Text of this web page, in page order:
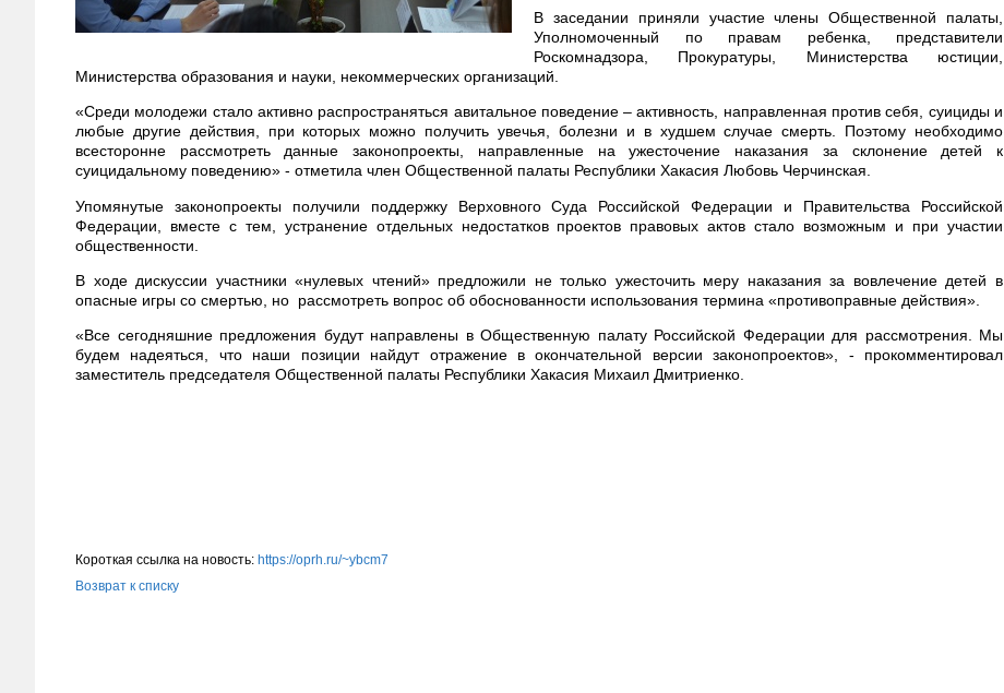
В заседании приняли участие члены Общественной палаты,
Уполномоченный по правам ребенка, представители
Роскомнадзора, Прокуратуры, Министерства юстиции,
Министерства образования и науки, некоммерческих организаций.
«Среди молодежи стало активно распространяться авитальное поведение – активность, направленная против себя, суициды и
любые другие действия, при которых можно получить увечья, болезни и в худшем случае смерть. Поэтому необходимо
всесторонне рассмотреть данные законопроекты, направленные на ужесточение наказания за склонение детей к
суицидальному поведению» - отметила член Общественной палаты Республики Хакасия Любовь Черчинская.
Упомянутые законопроекты получили поддержку Верховного Суда Российской Федерации и Правительства Российской
Федерации, вместе с тем, устранение отдельных недостатков проектов правовых актов стало возможным и при участии
общественности.
В ходе дискуссии участники «нулевых чтений» предложили не только ужесточить меру наказания за вовлечение детей в
опасные игры со смертью, но рассмотреть вопрос об обоснованности использования термина «противоправные действия».
«Все сегодняшние предложения будут направлены в Общественную палату Российской Федерации для рассмотрения. Мы
будем надеяться, что наши позиции найдут отражение в окончательной версии законопроектов», - прокомментировал
заместитель председателя Общественной палаты Республики Хакасия Михаил Дмитриенко.
Короткая ссылка на новость: https://oprh.ru/~ybcm7
Возврат к списку